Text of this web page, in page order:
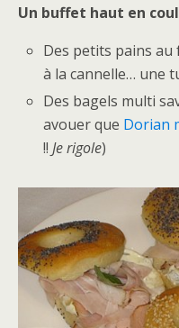
Un buffet haut en
Des petits pains
à la cannelle… une
Des bagels multi
avouer que Dorian
!!Je rigole)